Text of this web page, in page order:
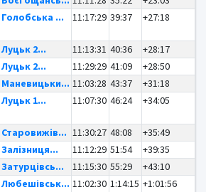
Голобська ... 11:17:29 39:37 +27:18
Луцьк 2... 11:13:31 40:36
+28:17
Луцьк 2... 11:29:29 41:09
+28:50
Маневицьки... 11:03:28 43:37
+31:18
Луцьк 1... 11:07:30 46:24 +34:05
Старовижів... 11:30:27 48:08
+35:49
Залізниця... 11:12:29 51:54
+39:35
Затурцівсь... 11:15:30 55:29
+43:10
Любешівськ... 11:02:30 1:14:15 +1:01:56